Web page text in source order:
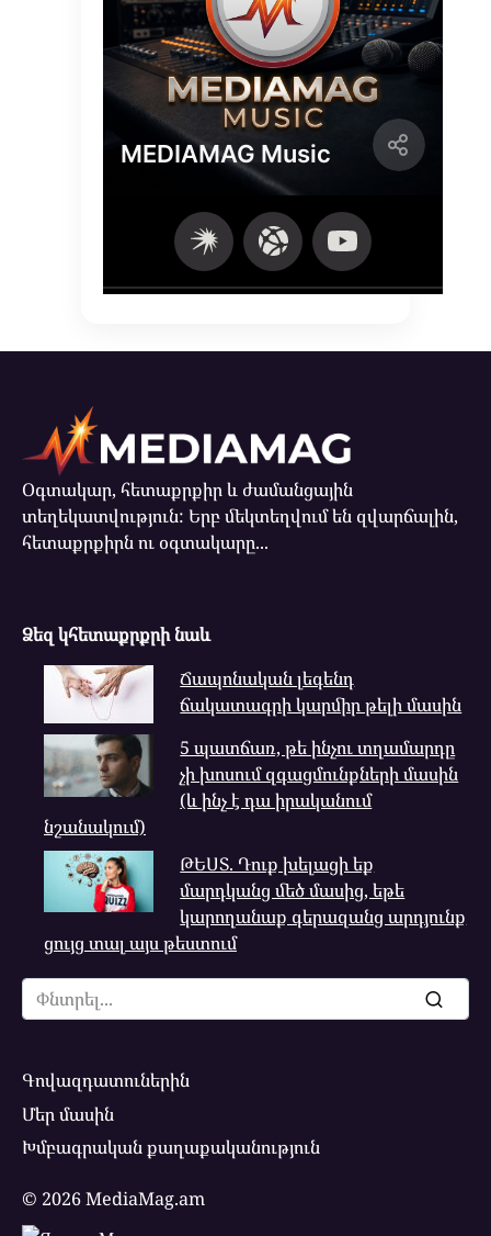
Օգտակար, հետաքրքիր և ժամանցային
տեղեկատվություն: Երբ մեկտեղվում են զվարճալին,
հետաքրքիրն ու օգտակարը...
Ձեզ կհետաքրքրի նաև
Ճապոնական լեգենդ
ճակատագրի կարմիր թելի մասին
5 պատճառ, թե ինչու տղամարդը
չի խոսում զգացմունքների մասին
(և ինչ է դա իրականում
նշանակում)
ԹԵՍՏ. Դուք խելացի եք
մարդկանց մեծ մասից, եթե
կարողանաք գերազանց արդյունք
ցույց տալ այս թեստում
Search
for:
Գովազդատուներին
Մեր մասին
Խմբագրական քաղաքականություն
© 2026 MediaMag.am